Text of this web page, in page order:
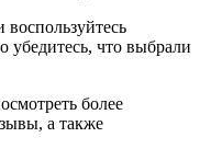
воспользуйтесь
убедитесь, что выбрали
более
а также